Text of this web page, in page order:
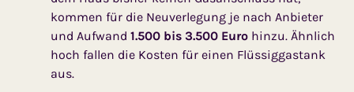
kommen für die Neuver­legung je nach Anbieter
und Aufwand 1.500 bis 3.500 Euro hinzu. Ähnlich
hoch fallen die Kosten für einen Flüssiggas­tank
aus.